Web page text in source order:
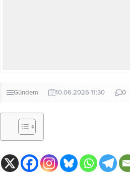
Gündem 10.06.2026 11:30 0